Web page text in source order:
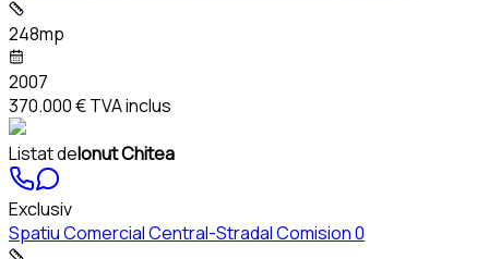
248mp
2007
370.000 €TVA inclus
Listat deIonut Chitea
Exclusiv
Spatiu Comercial Central-Stradal Comision 0